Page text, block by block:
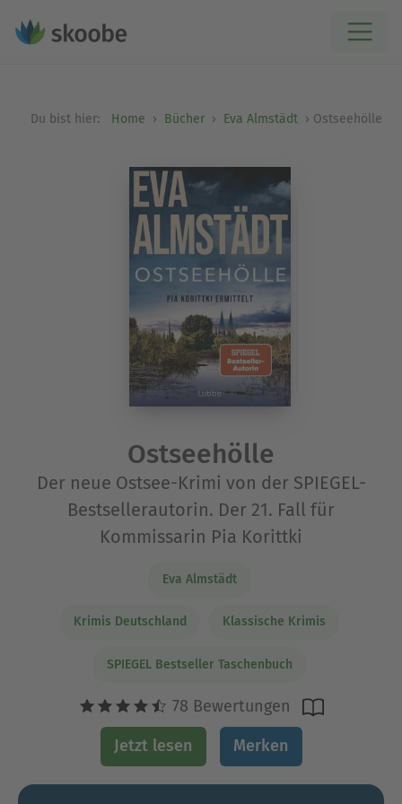
Du bist hier: Home Bücher Eva Almstädt Ostseehölle
Ostseehölle
Der neue Ostsee-Krimi von der SPIEGEL-
Bestsellerautorin. Der 21. Fall für
Kommissarin Pia Korittki
Eva Almstädt
Krimis Deutschland Klassische Krimis
SPIEGEL Bestseller Taschenbuch
78 Bewertungen
Jetzt lesen Merken